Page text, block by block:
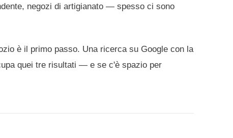
negozi di artigianato — spesso ci sono
è il primo passo. Una ricerca su Google con la
quei tre risultati — e se c'è spazio per